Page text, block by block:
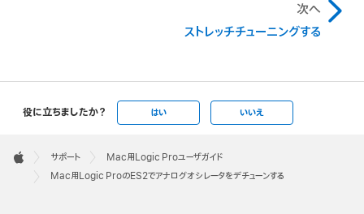
次へ
ストレッチチューニングする
役に立ちましたか？ はい いいえ
Footer

サポート
Mac用Logic Proユーザガイド
Mac用Logic ProのES2でアナログオシレータをデチューンする